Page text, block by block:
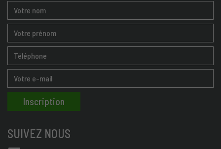
SUIVEZ NOUS